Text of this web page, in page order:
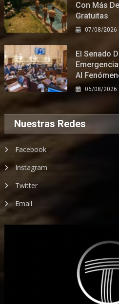
Con Más
Gratuitas
07/08/2026
El Senado
Al
06/08/2026
Nuestras Redes
Facebook
Instagram
Twitter
Email